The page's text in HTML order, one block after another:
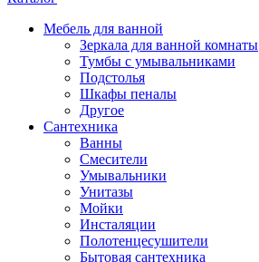
Мебель для ванной
Зеркала для ванной комнаты
Тумбы с умывальниками
Подстолья
Шкафы пеналы
Другое
Сантехника
Ванны
Смесители
Умывальники
Унитазы
Мойки
Инсталяции
Полотенцесушители
Бытовая сантехника